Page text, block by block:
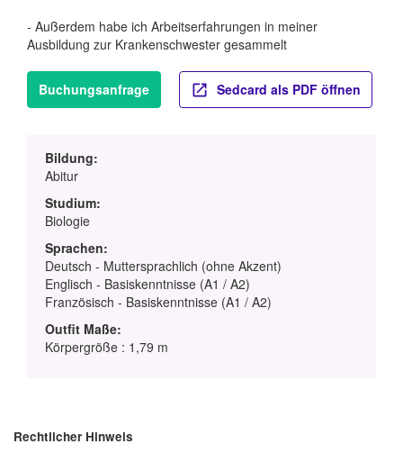
- Außerdem habe ich Arbeitserfahrungen in meiner
Ausbildung zur Krankenschwester gesammelt
Buchungsanfrage Sedcard als PDF öffnen
Bildung:
Abitur
Studium:
Biologie
Sprachen:
Deutsch - Muttersprachlich (ohne Akzent)
Englisch - Basiskenntnisse (A1 / A2)
Französisch - Basiskenntnisse (A1 / A2)
Outfit Maße:
Körpergröße : 1,79 m
Rechtlicher Hinweis